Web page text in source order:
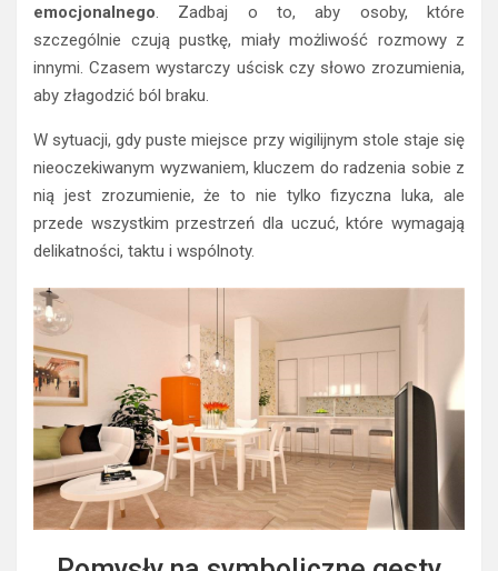
emocjonalnego . Zadbaj o to, aby osoby, które
szczególnie czują pustkę, miały możliwość rozmowy z
innymi. Czasem wystarczy uścisk czy słowo zrozumienia,
aby złagodzić ból braku.
W sytuacji, gdy puste miejsce przy wigilijnym stole staje się
nieoczekiwanym wyzwaniem, kluczem do radzenia sobie z
nią jest zrozumienie, że to nie tylko fizyczna luka, ale
przede wszystkim przestrzeń dla uczuć, które wymagają
delikatności, taktu i wspólnoty.